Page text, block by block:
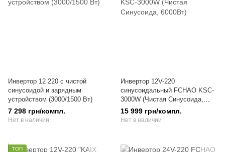
Инвертор 12 220 с чистой
синусоидой и зарядным
устройством (3000/1500 Вт)
7 298 грн/компл.
Нет в наличии
Инвертор 12V-220
синусоидальный FCHAO KSC-
3000W (Чистая Синусоида,
6000Вт)
15 999 грн/компл.
Нет в наличии
ТОП